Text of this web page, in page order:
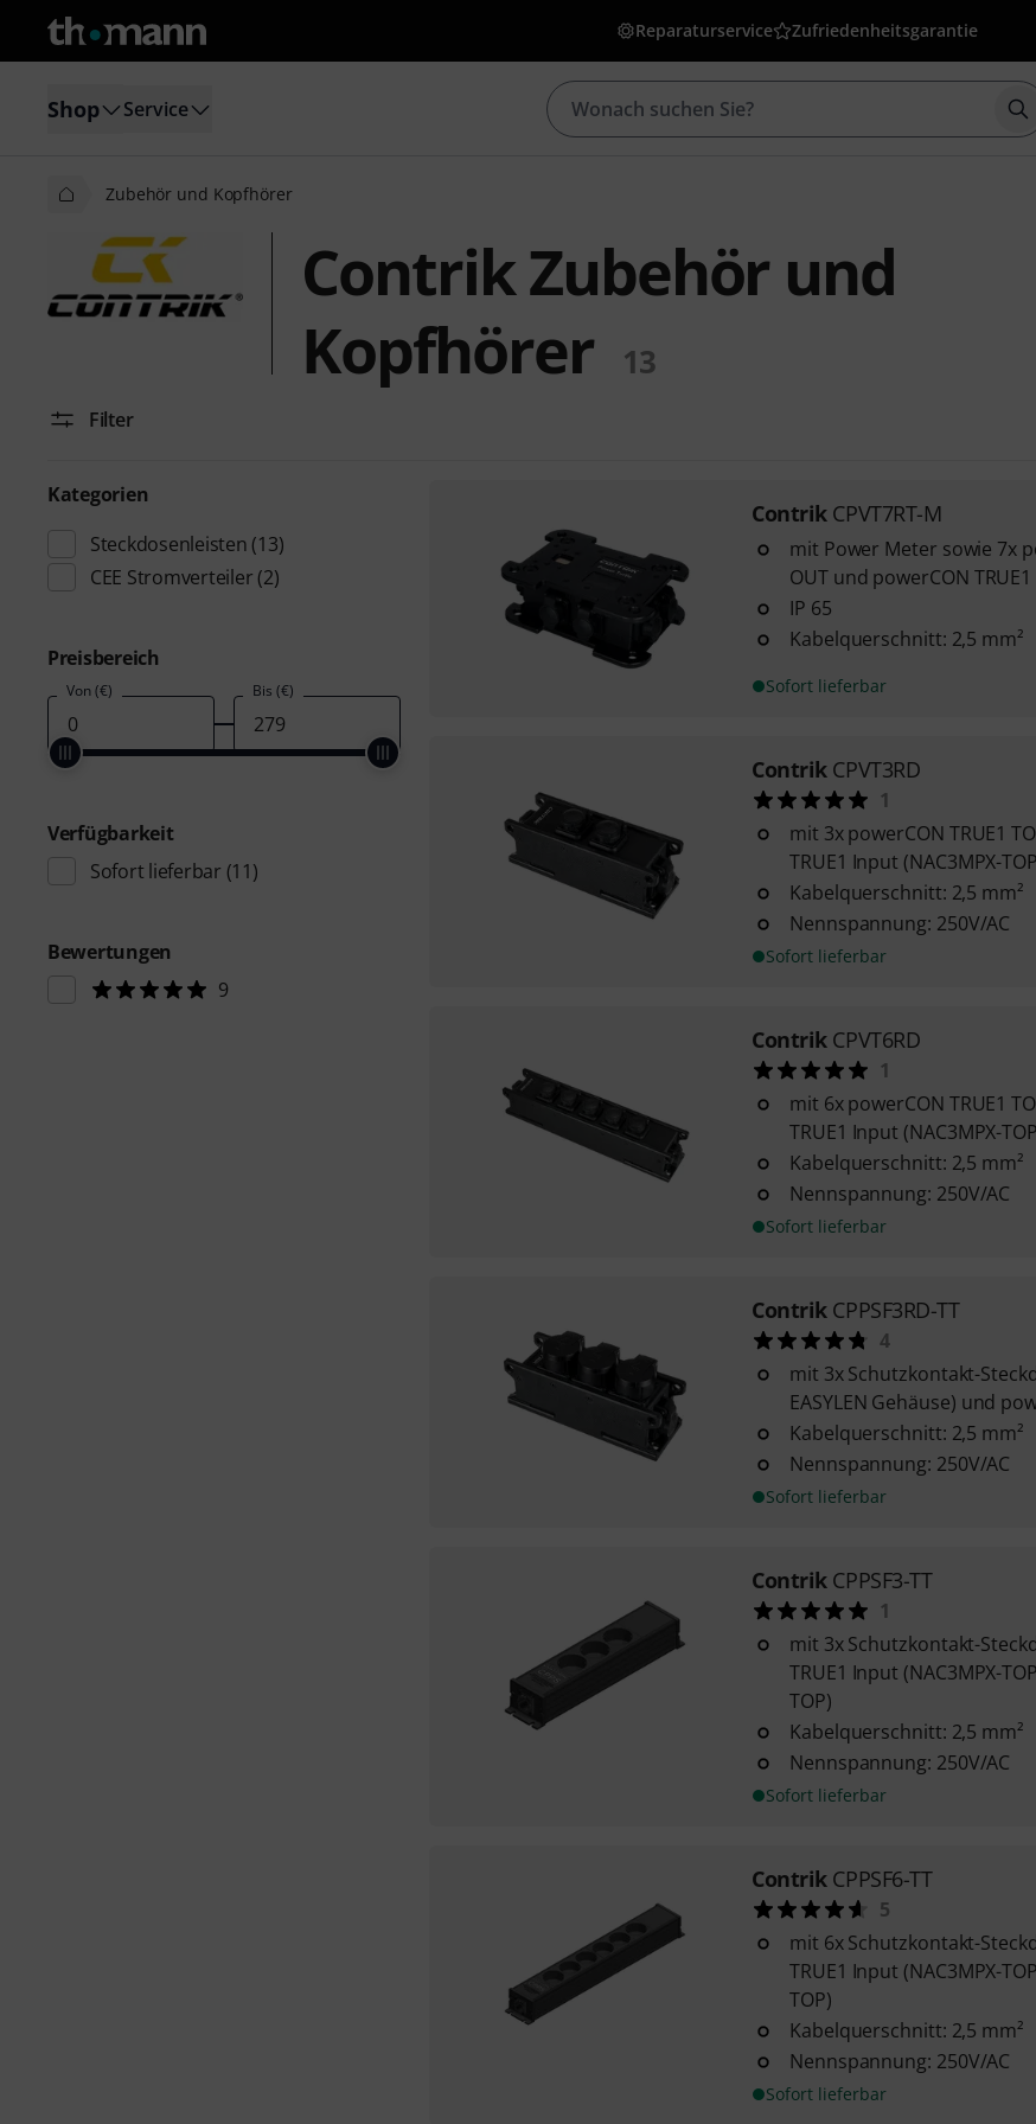
Reparaturservice Zufriedenheitsgarantie
Shop Service
Zubehör und Kopfhörer
Contrik Zubehör und
Kopfhörer
13
Filter
Kategorien
Steckdosenleisten (13)
CEE Stromverteiler (2)
Preisbereich
Von (€) Bis (€)
Verfügbarkeit
Sofort lieferbar (11)
Bewertungen
9
Contrik CPVT7RT-M
mit Power Meter sowie 7x
OUT und powerCON
IP 65
Kabelquerschnitt: 2,5 mm²
Sofort lieferbar
Contrik CPVT3RD
1
mit 3x powerCON TRUE1
TRUE1 Input (NAC3MPX-
Kabelquerschnitt: 2,5 mm²
Nennspannung: 250V/AC
Sofort lieferbar
Contrik CPVT6RD
1
mit 6x powerCON TRUE1
TRUE1 Input (NAC3MPX-
Kabelquerschnitt: 2,5 mm²
Nennspannung: 250V/AC
Sofort lieferbar
Contrik CPPSF3RD-TT
4
mit 3x Schutzkontakt-
EASYLEN Gehäuse) und
Kabelquerschnitt: 2,5 mm²
Nennspannung: 250V/AC
Sofort lieferbar
Contrik CPPSF3-TT
1
mit 3x Schutzkontakt-
TRUE1 Input (NAC3MPX-
TOP)
Kabelquerschnitt: 2,5 mm²
Nennspannung: 250V/AC
Sofort lieferbar
Contrik CPPSF6-TT
5
mit 6x Schutzkontakt-
TRUE1 Input (NAC3MPX-
TOP)
Kabelquerschnitt: 2,5 mm²
Nennspannung: 250V/AC
Sofort lieferbar